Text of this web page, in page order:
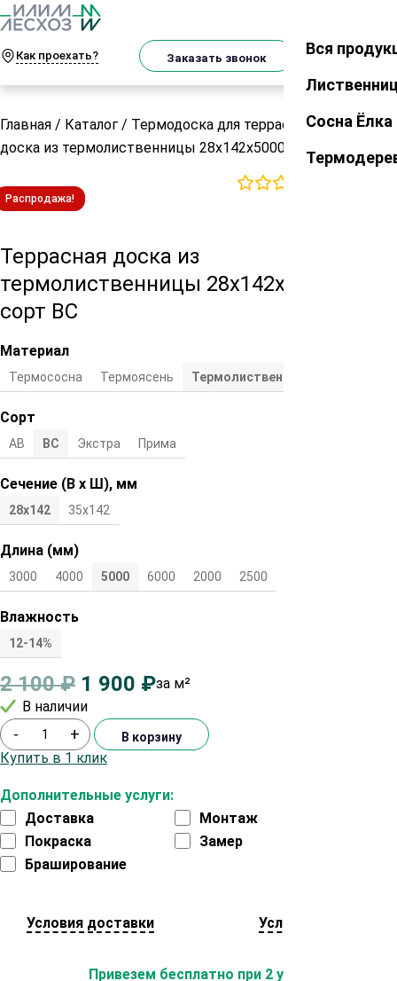
Как проехать? Заказать звонок Закрыть
Вся
Сосна Ёлка
Главная / Каталог / Термодоска для террасы /Террасная
доска из термолиственницы 28х142х5000 мм сорт ВС
Распродажа!
Террасная доска из
термолиственницы 28х142х5000 мм
сорт ВС
Материал
Термососна Термоясень Термолиственница
Сорт
АВ ВС Экстра Прима
Сечение (В х Ш), мм
28х142 35х142
Длина (мм)
3000 4000 5000 6000 2000 2500
Влажность
12-14%
2 100₽ 1 900 ₽за м²
В наличии
Дополнительные услуги:
Доставка
Монтаж
Покраска
Замер
Браширование
- + В корзину
Купить в 1 клик
Условия доставки Условия оплаты
Привезем бесплатно при 2 условиях: